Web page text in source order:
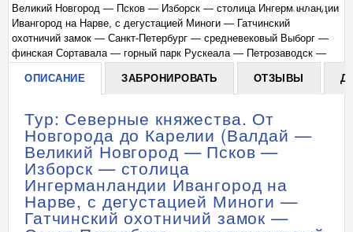
+
Великий Новгород — Псков — Изборск — столица Ингерманландии
Ивангород на Нарве, с дегустацией Миноги — Гатчинский
охотничий замок — Санкт-Петербург — средневековый Выборг —
финская Сортавала — горный парк Рускеала — Петрозаводск —
автобусный тур, 7 дней)
ОПИСАНИЕ ЗАБРОНИРОВАТЬ ОТЗЫВЫ
Тур: Северные княжества. От
Новгорода до Карелии (Валдай —
Великий Новгород — Псков —
Изборск — столица
Ингерманландии Ивангород на
Нарве, с дегустацией Миноги —
Гатчинский охотничий замок —